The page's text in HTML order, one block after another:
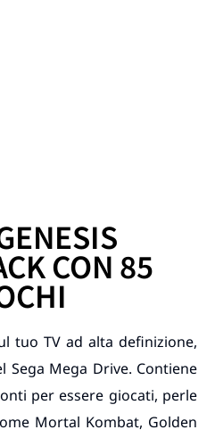
CON 85
tuo TV ad alta definizione,
Sega Mega Drive. Contiene
per essere giocati, perle
Mortal Kombat, Golden